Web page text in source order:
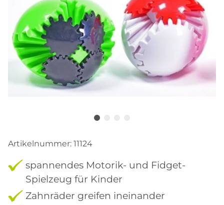
Artikelnummer: 11124
spannendes Motorik- und Fidget-
Spielzeug für Kinder
Zahnräder greifen ineinander